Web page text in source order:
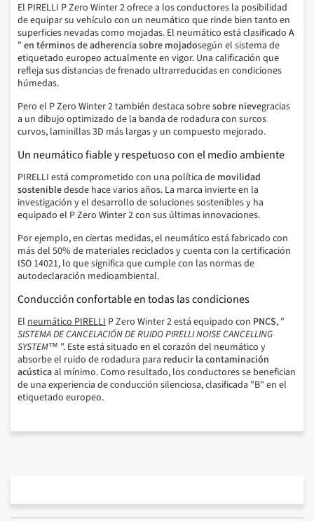
El PIRELLI P Zero Winter 2 ofrece a los conductores la posibilidad
de equipar su vehículo con un neumático que rinde bien tanto en
superficies nevadas como mojadas. El neumático está clasificado A
" en términos de adherencia sobre mojadosegún el sistema de
etiquetado europeo actualmente en vigor. Una calificación que
refleja sus distancias de frenado ultrarreducidas en condiciones
húmedas.
Pero el P Zero Winter 2 también destaca sobresobre nievegracias
a un dibujo optimizado de la banda de rodadura con surcos
curvos, laminillas 3D más largas y un compuesto mejorado.
Un neumático fiable y respetuoso con el medio ambiente
PIRELLI está comprometido con una política de movilidad
sostenibledesde hace varios años. La marca invierte en la
investigación y el desarrollo de soluciones sostenibles y ha
equipado el P Zero Winter 2 con sus últimas innovaciones.
Por ejemplo, en ciertas medidas, el neumático está fabricado con
más del 50% de materiales reciclados y cuenta con la certificación
ISO 14021, lo que significa que cumple con las normas de
autodeclaración medioambiental.
Conducción confortable en todas las condiciones
El neumático PIRELLI P Zero Winter 2 está equipado con PNCS, "
SISTEMA DE CANCELACIÓN DE RUIDO PIRELLI NOISE CANCELLING
SYSTEM™ ". Este está situado en el corazón del neumático y
absorbe el ruido de rodadura para reducir la contaminación
acústicaal mínimo. Como resultado, los conductores se benefician
de una experiencia de conducción silenciosa, clasificada "B" en el
etiquetado europeo.